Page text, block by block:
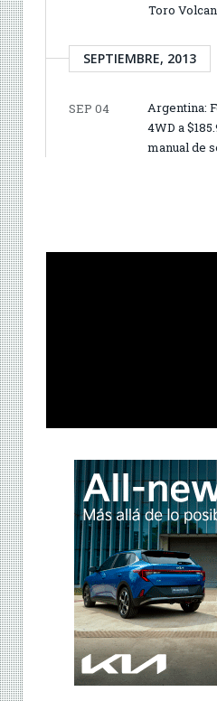
Toro
SEPTIEMBRE, 2013
SEP 04
Argentina:
4WD a
manual de